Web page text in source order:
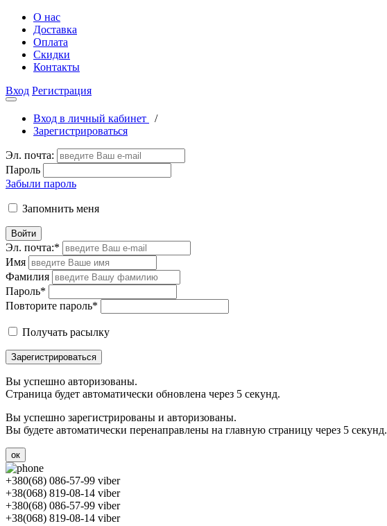
О нас
Доставка
Оплата
Скидки
Контакты
Вход Регистрация
Вход в личный кабинет
/
Зарегистрироваться
Эл. почта:
Пароль
Забыли пароль
Запомнить меня
Войти
Эл. почта:*
Имя
Фамилия
Пароль*
Повторите пароль*
Получать расылку
Зарегистрироваться
Вы успешно авторизованы.
Страница будет автоматически обновлена через 5 секунд.
Вы успешно зарегистрированы и авторизованы.
Вы будете автоматически перенаправлены на главную страницу через 5 секунд.
ок
+380(68) 086-57-99 viber
+38(068) 819-08-14 viber
+380(68) 086-57-99 viber
+38(068) 819-08-14 viber